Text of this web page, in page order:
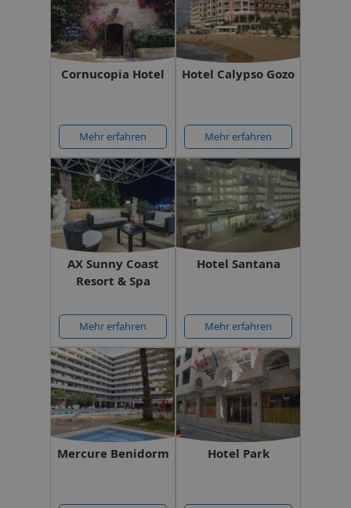
Cornucopia Hotel
Mehr erfahren
Hotel Calypso Gozo
Mehr erfahren
AX Sunny Coast
Resort & Spa
Mehr erfahren
Hotel Santana
Mehr erfahren
Mercure Benidorm Hotel Park